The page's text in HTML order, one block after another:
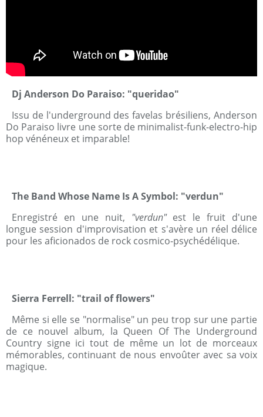
Dj Anderson Do Paraiso: "queridao"
Issu de l'underground des favelas brésiliens, Anderson
Do Paraiso livre une sorte de minimalist-funk-electro-hip
hop vénéneux et imparable!
The Band Whose Name Is A Symbol: "verdun"
Enregistré en une nuit, "verdun" est le fruit d'une
longue session d'improvisation et s'avère un réel délice
pour les aficionados de rock cosmico-psychédélique.
Sierra Ferrell: "trail of flowers"
Même si elle se "normalise" un peu trop sur une partie
de ce nouvel album, la Queen Of The Underground
Country signe ici tout de même un lot de morceaux
mémorables, continuant de nous envoûter avec sa voix
magique.